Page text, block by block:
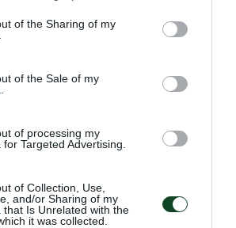
or usage behaviour. You may click to
to Google and its third-party tags to
specified purposes in below Google
of the Sharing of my
of the Sale of my
of processing my
Targeted Advertising.
of Collection, Use,
and/or Sharing of my
that Is Unrelated with the
it was collected.
στις μικρές εθνικές του
των γονιών του, όμως, από
αφρικανική εθνική ομάδα σε
και 1 γκολ.